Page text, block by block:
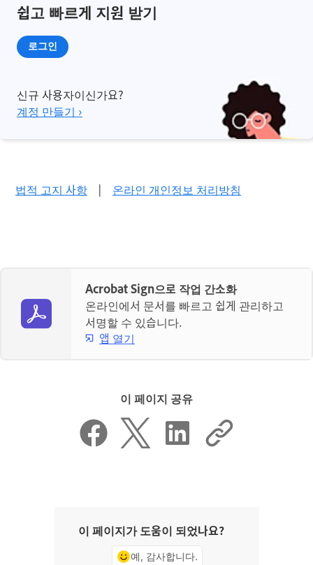
쉽고 빠르게 지원 받기
로그인
신규 사용자이신가요?
계정 만들기 ›
법적 고지 사항 | 온라인 개인정보 처리방침
Acrobat Sign으로 작업 간소화
온라인에서 문서를 빠르고 쉽게 관리하고
서명할 수 있습니다.
앱 열기
이 페이지 공유
이 페이지가 도움이 되었나요?
예, 감사합니다.